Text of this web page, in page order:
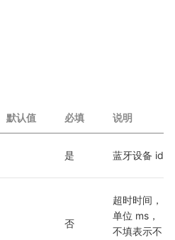
默认值 必填 说明
是 蓝牙设备 id
否
超时时间，
单位 ms，
不填表示不